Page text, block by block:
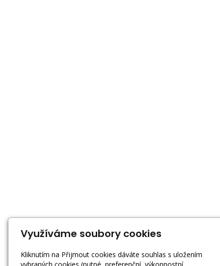
Využíváme soubory cookies
Kliknutím na Přijmout cookies dáváte souhlas s uložením